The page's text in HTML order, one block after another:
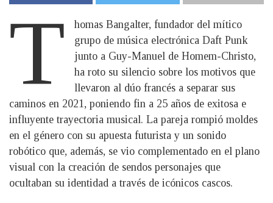
T
homas Bangalter, fundador del mítico
grupo de música electrónica Daft Punk
junto a Guy-Manuel de Homem-Christo,
ha roto su silencio sobre los motivos que
llevaron al dúo francés a separar sus
caminos en 2021, poniendo fin a 25 años de exitosa e
influyente trayectoria musical. La pareja rompió moldes
en el género con su apuesta futurista y un sonido
robótico que, además, se vio complementado en el plano
visual con la creación de sendos personajes que
ocultaban su identidad a través de icónicos cascos.